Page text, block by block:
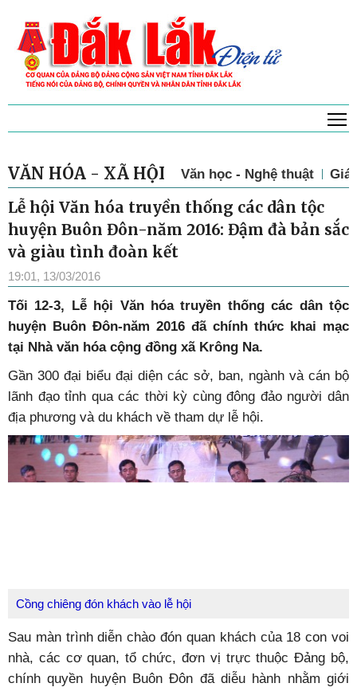
VĂN HÓA - XÃ HỘI Văn học - Nghệ thuật
Lễ hội Văn hóa truyền thống các dân tộc
huyện Buôn Đôn-năm 2016: Đậm đà bản sắc
và giàu tình đoàn kết
19:01, 13/03/2016
Tối 12-3, Lễ hội Văn hóa truyền thống các dân tộc
huyện Buôn Đôn-năm 2016 đã chính thức khai mạc
tại Nhà văn hóa cộng đồng xã Krông Na.
Gần 300 đại biểu đại diện các sở, ban, ngành và cán bộ
lãnh đạo tỉnh qua các thời kỳ cùng đông đảo người dân
địa phương và du khách về tham dự lễ hội.
Cồng chiêng đón khách vào lễ hội
Sau màn trình diễn chào đón quan khách của 18 con voi
nhà, các cơ quan, tổ chức, đơn vị trực thuộc Đảng bộ,
chính quyền huyện Buôn Đôn đã diễu hành nhằm giới